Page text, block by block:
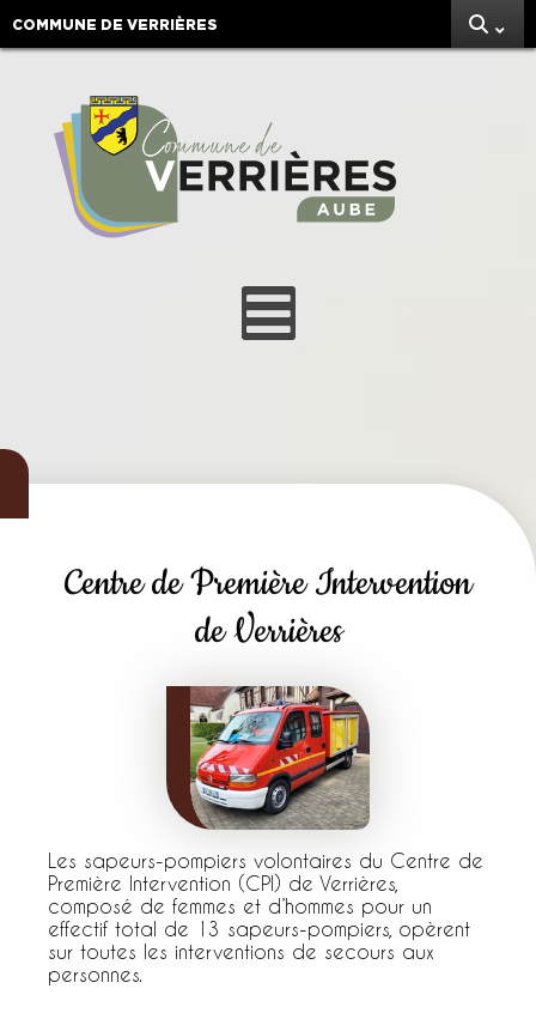
COMMUNE DE VERRIÈRES
Centre de Première Intervention
de Verrières
Les sapeurs-pompiers volontaires du Centre de
Première Intervention (CPI) de Verrières,
composé de femmes et d’hommes pour un
effectif total de 13 sapeurs-pompiers, opèrent
sur toutes les interventions de secours aux
personnes.